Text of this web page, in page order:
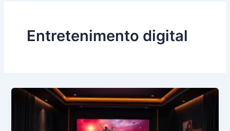
Entretenimento digital